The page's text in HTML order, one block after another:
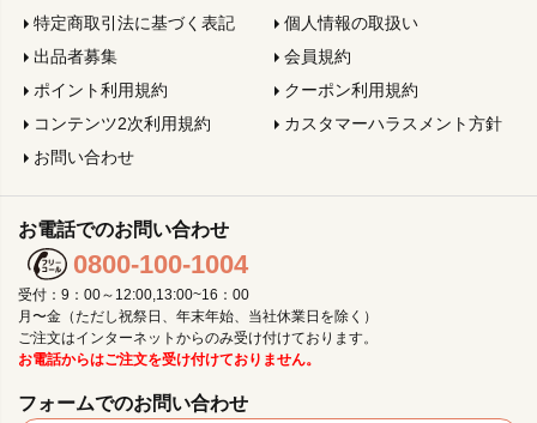
特定商取引法に基づく表記
個人情報の取扱い
出品者募集
会員規約
ポイント利用規約
クーポン利用規約
コンテンツ2次利用規約
カスタマーハラスメント方針
お問い合わせ
お電話でのお問い合わせ
0800-100-1004
受付：9：00～12:00,13:00~16：00
月〜金（ただし祝祭日、年末年始、当社休業日を除く）
ご注文はインターネットからのみ受け付けております。
お電話からはご注文を受け付けておりません。
フォームでのお問い合わせ